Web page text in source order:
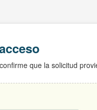
que la solicitud